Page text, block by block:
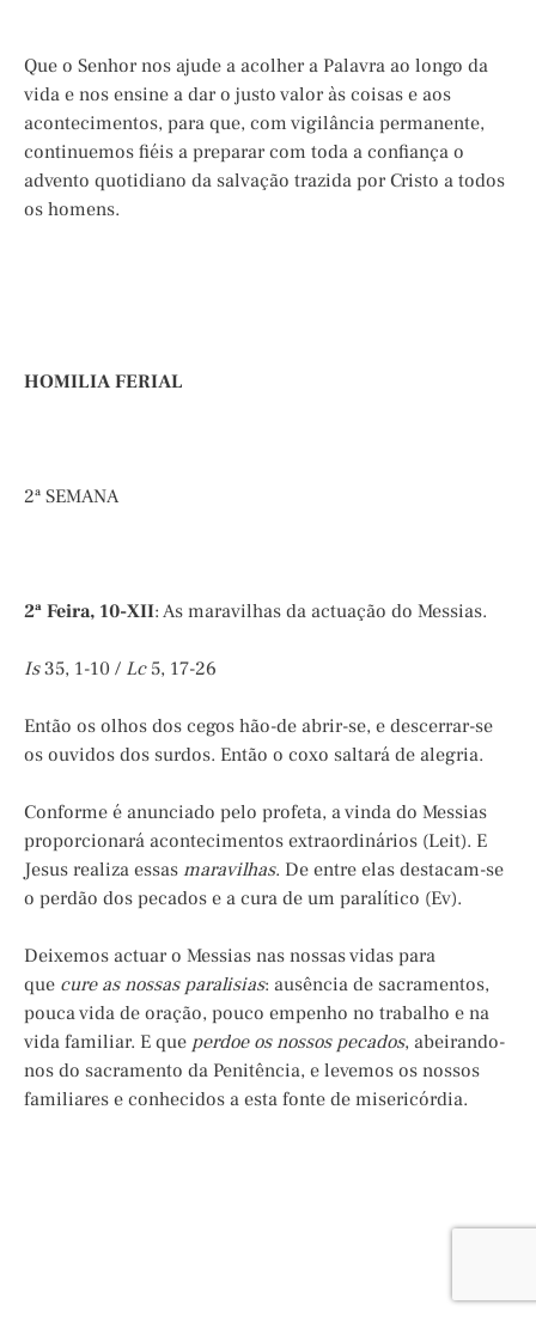
Que o Senhor nos ajude a acolher a Palavra ao longo da
vida e nos ensine a dar o justo valor às coisas e aos
acontecimentos, para que, com vigilância permanente,
continuemos fiéis a preparar com toda a confiança o
advento quotidiano da salvação trazida por Cristo a todos
os homens.
HOMILIA FERIAL
2ª SEMANA
2ª Feira, 10-XII: As maravilhas da actuação do Messias.
Is35, 1-10 / Lc5, 17-26
Então os olhos dos cegos hão-de abrir-se, e descerrar-se
os ouvidos dos surdos. Então o coxo saltará de alegria.
Conforme é anunciado pelo profeta, a vinda do Messias
proporcionará acontecimentos extraordinários (Leit). E
Jesus realiza essas maravilhas. De entre elas destacam-se
o perdão dos pecados e a cura de um paralítico (Ev).
Deixemos actuar o Messias nas nossas vidas para
que cure as nossas paralisias: ausência de sacramentos,
pouca vida de oração, pouco empenho no trabalho e na
vida familiar. E que perdoe os nossos pecados, abeirando-
nos do sacramento da Penitência, e levemos os nossos
familiares e conhecidos a esta fonte de misericórdia.